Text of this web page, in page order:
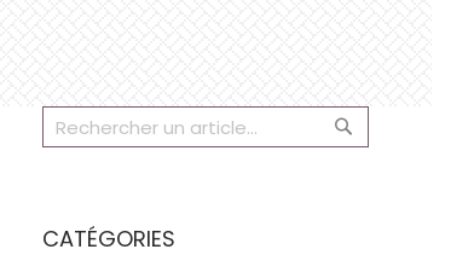
Rechercher
CATÉGORIES